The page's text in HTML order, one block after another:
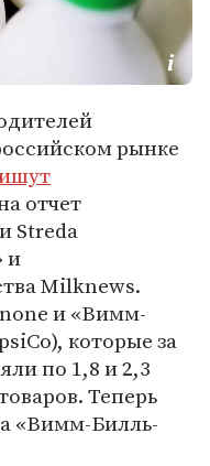
рынке
отчет
Streda
и
Milknews.
и «Вимм-
которые за
по 1,8 и 2,3
Теперь
«Вимм-Билль-